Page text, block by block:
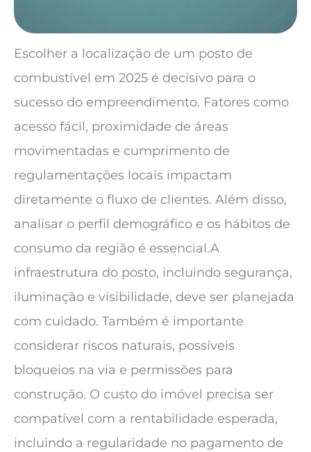
Escolher a localização de um posto de
combustível em 2025 é decisivo para o
sucesso do empreendimento. Fatores como
acesso fácil, proximidade de áreas
movimentadas e cumprimento de
regulamentações locais impactam
diretamente o fluxo de clientes. Além disso,
analisar o perfil demográfico e os hábitos de
consumo da região é essencial.A
infraestrutura do posto, incluindo segurança,
iluminação e visibilidade, deve ser planejada
com cuidado. Também é importante
considerar riscos naturais, possíveis
bloqueios na via e permissões para
construção. O custo do imóvel precisa ser
compatível com a rentabilidade esperada,
incluindo a regularidade no pagamento de